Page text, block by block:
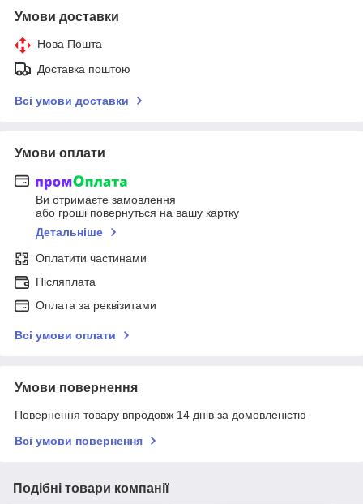
Умови доставки
Нова Пошта
Доставка поштою
Всі умови доставки
Умови оплати
Ви отримаєте замовлення
або гроші повернуться на вашу картку
Детальніше
Оплатити частинами
Післяплата
Оплата за реквізитами
Всі умови оплати
Умови повернення
Повернення товару впродовж 14 днів за домовленістю
Всі умови повернення
Подібні товари компанії